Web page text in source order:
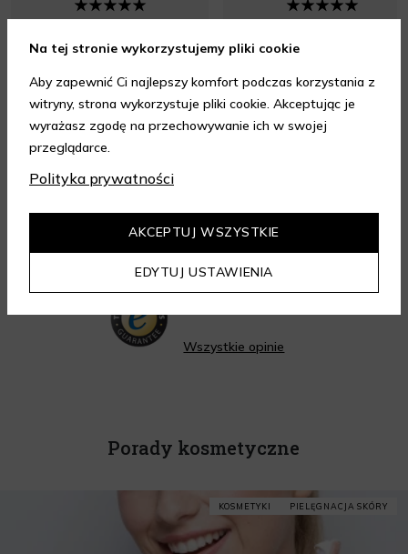
Bardzo szybka realizacja
zapakowane perfekcyjnie.
Szybka dostawa, wszystko
4.95
Wszystkie opinie
Porady kosmetyczne
KOSMETYKI PIELĘGNACJA SKÓRY
Na tej stronie wykorzystujemy pliki cookie
Aby zapewnić Ci najlepszy komfort podczas korzystania z
witryny, strona wykorzystuje pliki cookie. Akceptując je
wyrażasz zgodę na przechowywanie ich w swojej
przeglądarce.
Polityka prywatności
EDYTUJ USTAWIENIA
AKCEPTUJ WSZYSTKIE